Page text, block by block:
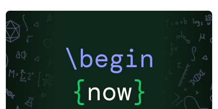
\begin
{now}